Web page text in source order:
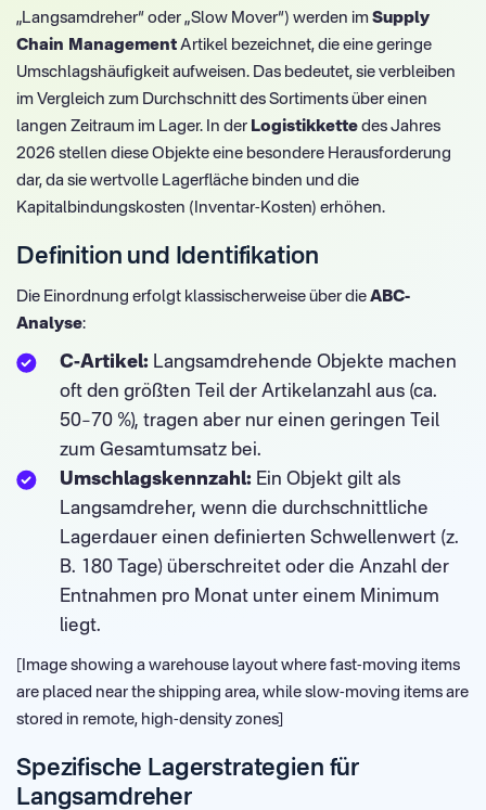
„Langsamdreher“ oder „Slow Mover“) werden im Supply
Chain Management Artikel bezeichnet, die eine geringe
Umschlagshäufigkeit aufweisen. Das bedeutet, sie verbleiben
im Vergleich zum Durchschnitt des Sortiments über einen
langen Zeitraum im Lager. In der Logistikkette des Jahres
2026 stellen diese Objekte eine besondere Herausforderung
dar, da sie wertvolle Lagerfläche binden und die
Kapitalbindungskosten (Inventar-Kosten) erhöhen.
Definition und Identifikation
Die Einordnung erfolgt klassischerweise über die ABC-
Analyse:
C-Artikel: Langsamdrehende Objekte machen
oft den größten Teil der Artikelanzahl aus (ca.
50–70 %), tragen aber nur einen geringen Teil
zum Gesamtumsatz bei.
Umschlagskennzahl: Ein Objekt gilt als
Langsamdreher, wenn die durchschnittliche
Lagerdauer einen definierten Schwellenwert (z.
B. 180 Tage) überschreitet oder die Anzahl der
Entnahmen pro Monat unter einem Minimum
liegt.
[Image showing a warehouse layout where fast-moving items
are placed near the shipping area, while slow-moving items are
stored in remote, high-density zones]
Spezifische Lagerstrategien für
Langsamdreher